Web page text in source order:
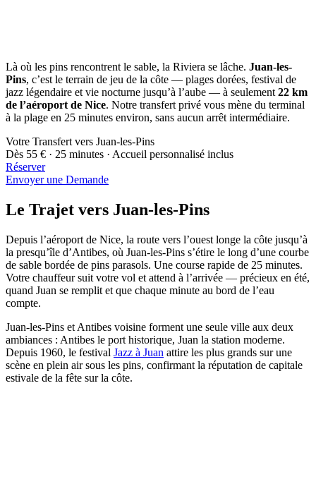
Là où les pins rencontrent le sable, la Riviera se lâche. Juan-les-
Pins, c’est le terrain de jeu de la côte — plages dorées, festival de
jazz légendaire et vie nocturne jusqu’à l’aube — à seulement 22 km
de l’aéroport de Nice. Notre transfert privé vous mène du terminal
à la plage en 25 minutes environ, sans aucun arrêt intermédiaire.
Votre Transfert vers Juan-les-Pins
Dès 55 € · 25 minutes · Accueil personnalisé inclus
Réserver
Envoyer une Demande
Le Trajet vers Juan-les-Pins
Depuis l’aéroport de Nice, la route vers l’ouest longe la côte jusqu’à
la presqu’île d’Antibes, où Juan-les-Pins s’étire le long d’une courbe
de sable bordée de pins parasols. Une course rapide de 25 minutes.
Votre chauffeur suit votre vol et attend à l’arrivée — précieux en été,
quand Juan se remplit et que chaque minute au bord de l’eau
compte.
Juan-les-Pins et Antibes voisine forment une seule ville aux deux
ambiances : Antibes le port historique, Juan la station moderne.
Depuis 1960, le festival Jazz à Juan attire les plus grands sur une
scène en plein air sous les pins, confirmant la réputation de capitale
estivale de la fête sur la côte.